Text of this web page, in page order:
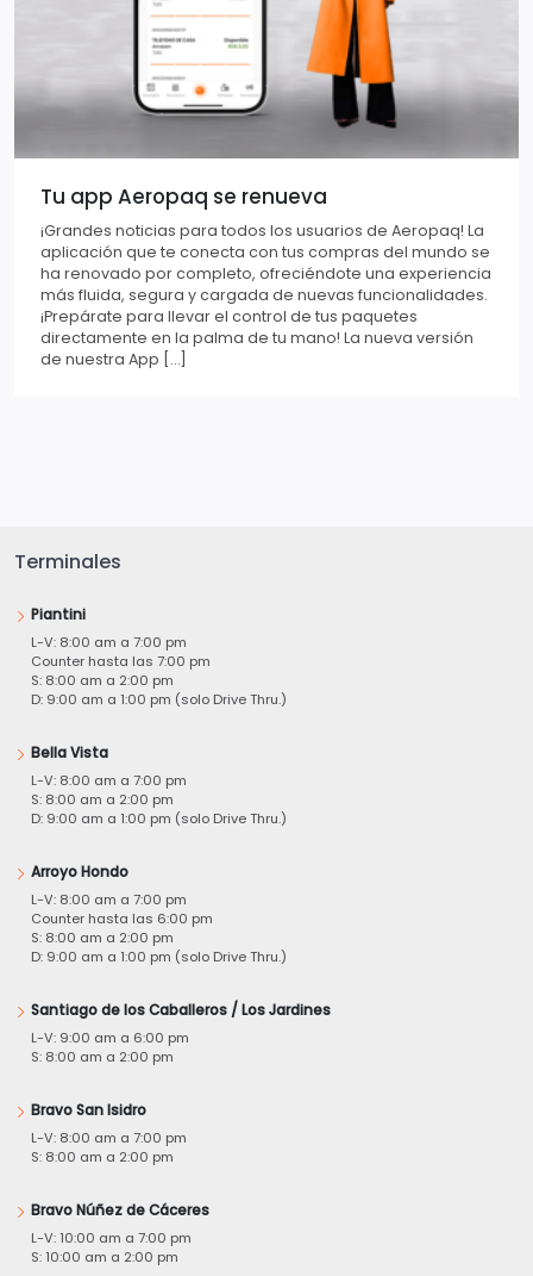
Tu app Aeropaq se renueva
¡Grandes noticias para todos los usuarios de Aeropaq! La
aplicación que te conecta con tus compras del mundo se
ha renovado por completo, ofreciéndote una experiencia
más fluida, segura y cargada de nuevas funcionalidades.
¡Prepárate para llevar el control de tus paquetes
directamente en la palma de tu mano! La nueva versión
de nuestra App […]
Terminales
Piantini
L-V: 8:00 am a 7:00 pm
Counter hasta las 7:00 pm
S: 8:00 am a 2:00 pm
D: 9:00 am a 1:00 pm (solo Drive Thru.)
Bella Vista
L-V: 8:00 am a 7:00 pm
S: 8:00 am a 2:00 pm
D: 9:00 am a 1:00 pm (solo Drive Thru.)
Arroyo Hondo
L-V: 8:00 am a 7:00 pm
Counter hasta las 6:00 pm
S: 8:00 am a 2:00 pm
D: 9:00 am a 1:00 pm (solo Drive Thru.)
Santiago de los Caballeros / Los Jardines
L-V: 9:00 am a 6:00 pm
S: 8:00 am a 2:00 pm
Bravo San Isidro
L-V: 8:00 am a 7:00 pm
S: 8:00 am a 2:00 pm
Bravo Núñez de Cáceres
L-V: 10:00 am a 7:00 pm
S: 10:00 am a 2:00 pm